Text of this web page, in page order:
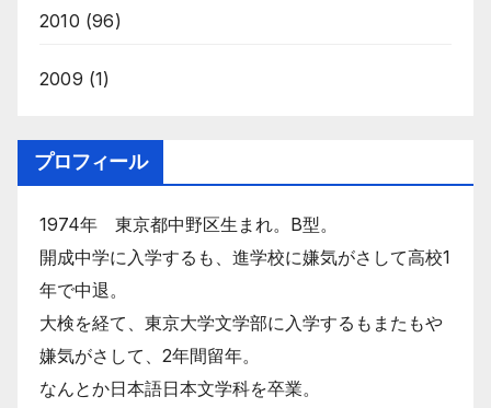
2010 (96)
2009 (1)
プロフィール
1974年 東京都中野区生まれ。B型。
開成中学に入学するも、進学校に嫌気がさして高校1
年で中退。
大検を経て、東京大学文学部に入学するもまたもや
嫌気がさして、2年間留年。
なんとか日本語日本文学科を卒業。